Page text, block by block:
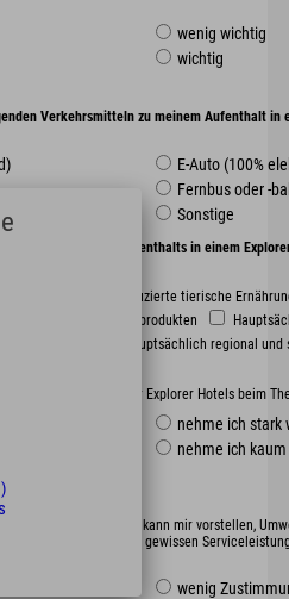
wenig wichtig
wichtig
Verkehrsmitteln zu meinem Aufenthalt in
E-Auto (100%
Fernbus oder -
Sonstige
während meines Aufenthalts in einem
(täglich)
Reduzierte tierische
mit Milch- und Eiprodukten
biologisch
Hauptsächlich regional und
und Maßnahmen der Explorer Hotels beim
nehme ich stark
nehme ich
Satz überein: „Ich kann mir vorstellen,
wenn ich dabei mit gewissen
im Winter …).
wenig